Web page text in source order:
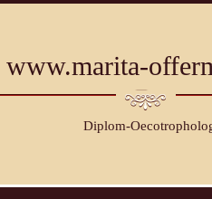
www.marita-
Diplom-